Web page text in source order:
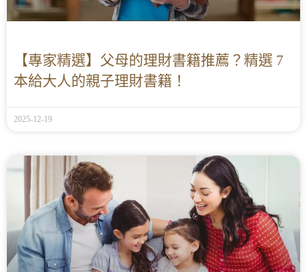
【專家精選】父母的理財書籍推薦？精選 7
本給大人的親子理財書籍！
2025-12-19